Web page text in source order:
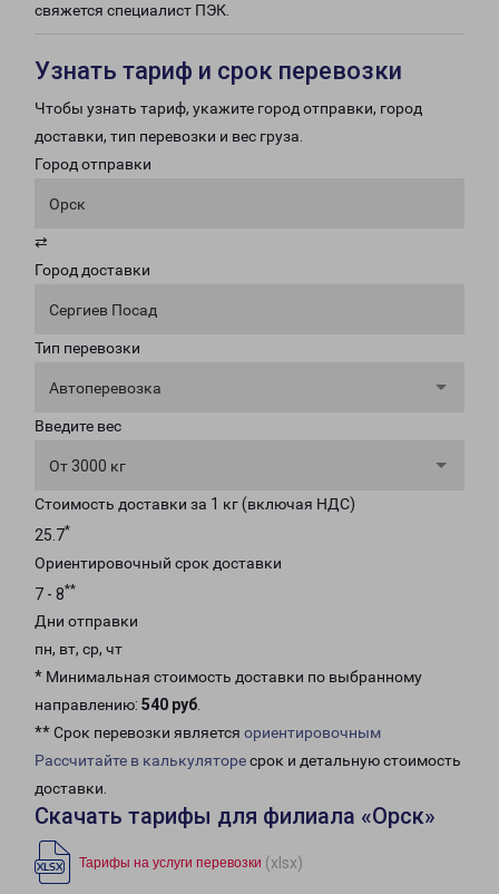
свяжется специалист ПЭК.
Узнать тариф и срок перевозки
Чтобы узнать тариф, укажите город отправки, город
доставки, тип перевозки и вес груза.
Город отправки
Орск
⇄
Город доставки
Сергиев Посад
Тип перевозки
Автоперевозка
Введите вес
От 3000 кг
Стоимость доставки за 1 кг (включая НДС)
25.7*
Ориентировочный срок доставки
7 - 8**
Дни отправки
пн, вт, ср, чт
* Минимальная стоимость доставки по выбранному
направлению: 540 руб.
** Срок перевозки является ориентировочным
Рассчитайте в калькуляторесрок и детальную стоимость
доставки.
Скачать тарифы для филиала «Орск»
Тарифы на услуги перевозки (xlsx)